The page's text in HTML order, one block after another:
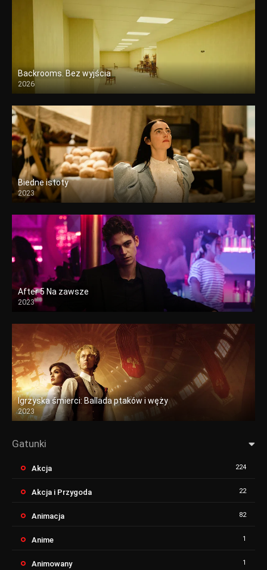
Backrooms. Bez wyjścia
2026
Biedne istoty
2023
After 5 Na zawsze
2023
Igrzyska śmierci: Ballada ptaków i węży
2023
Gatunki
Akcja 224
Akcja i Przygoda 22
Animacja 82
Anime 1
Animowany 1